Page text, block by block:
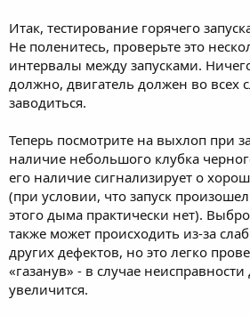
Итак, тестирование горячего
Не поленитесь, проверьте это
интервалы между запусками.
должно, двигатель должен во всех
заводиться.
Теперь посмотрите на выхлоп при
наличие небольшого клубка
его наличие сигнализирует о
(при условии, что запуск
этого дыма практически нет).
также может происходить из-за
других дефектов, но это легко
«газанув» - в случае
увеличится.